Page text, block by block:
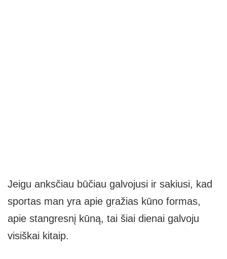
Jeigu anksčiau būčiau galvojusi ir sakiusi, kad
sportas man yra apie gražias kūno formas,
apie stangresnį kūną, tai šiai dienai galvoju
visiškai kitaip.